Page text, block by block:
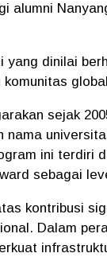
alumni
yang dinilai
sejak
nama
ini terdiri
sebagai
kontribusi
Dalam